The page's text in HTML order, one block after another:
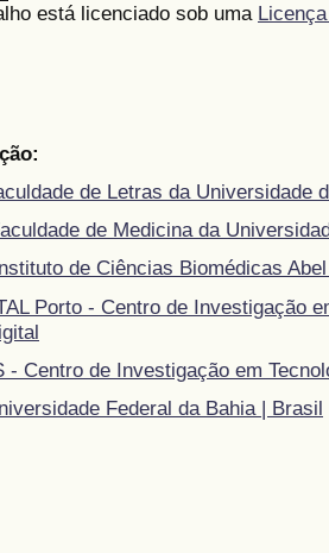
está licenciado sob uma
de Letras da Universidade
de Medicina da
de Ciências Biomédicas
Porto - Centro de Investigação
- Centro de Investigação em
Federal da Bahia | Brasil